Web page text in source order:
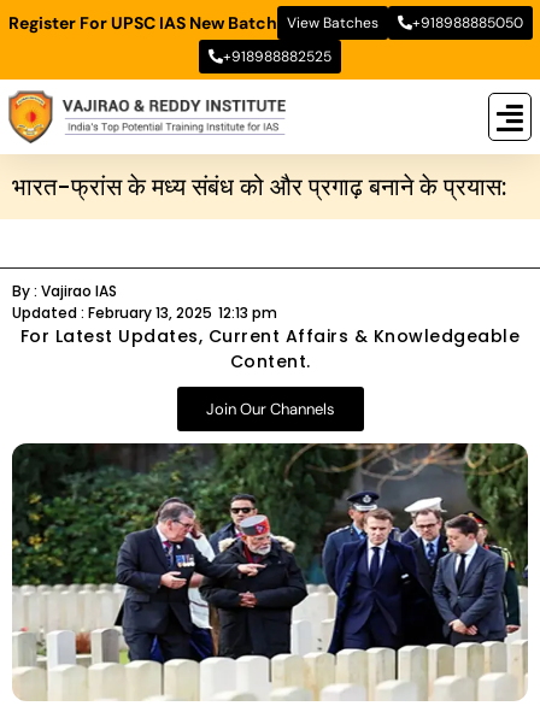
Register For UPSC IAS New Batch View Batches
+918988885050
+918988882525
भारत-फ्रांस के मध्य संबंध को और प्रगाढ़ बनाने के प्रयास:
By : Vajirao IAS
Updated : February 13, 2025 12:13 pm
For Latest Updates, Current Affairs & Knowledgeable
Content.
Join Our Channels